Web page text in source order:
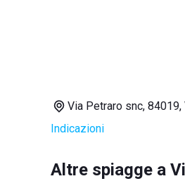
Via Petraro snc, 84019,
Indicazioni
Altre spiagge a